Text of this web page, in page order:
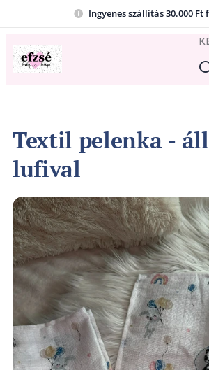
Ingyenes szállítás 30.000
Textil pelenka -
lufival